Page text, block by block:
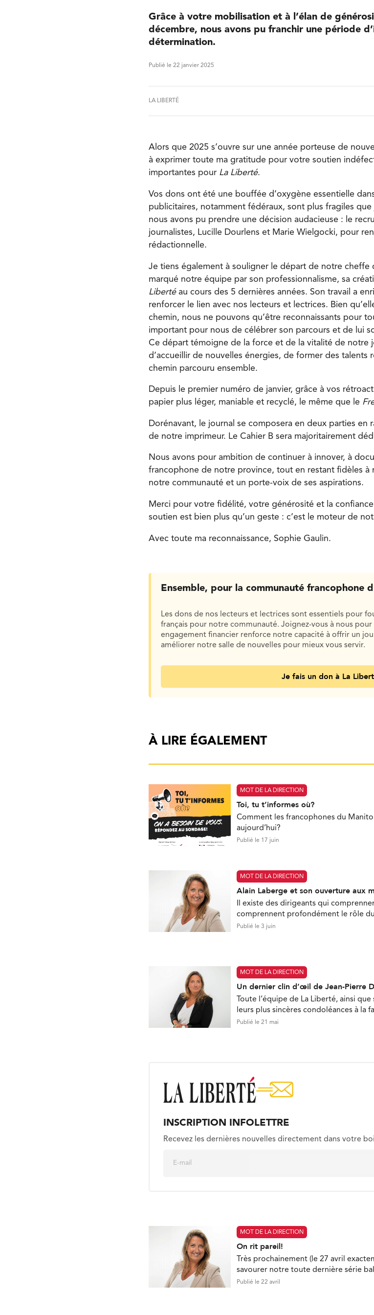
Grâce à votre mobilisation et à l’élan de
décembre, nous avons pu franchir une période
détermination.
Publié le 22 janvier 2025
LA LIBERTÉ
Alors que 2025 s’ouvre sur une année porteuse de
à exprimer toute ma gratitude pour votre soutien
importantes pour La Liberté.
Vos dons ont été une bouffée d’oxygène essentielle
publicitaires, notamment fédéraux, sont plus fragiles
nous avons pu prendre une décision audacieuse : le
journalistes, Lucille Dourlens et Marie Wielgocki, pour
rédactionnelle.
Je tiens également à souligner le départ de notre
marqué notre équipe par son professionnalisme, sa
Libertéau cours des 5 dernières années. Son travail a
renforcer le lien avec nos lecteurs et lectrices. Bien
chemin, nous ne pouvons qu’être reconnaissants pour
important pour nous de célébrer son parcours et de lui
Ce départ témoigne de la force et de la vitalité de notre
d’accueillir de nouvelles énergies, de former des talents
chemin parcouru ensemble.
Depuis le premier numéro de janvier, grâce à vos
papier plus léger, maniable et recyclé, le même que le
Dorénavant, le journal se composera en deux parties en
de notre imprimeur. Le Cahier B sera majoritairement
Nous avons pour ambition de continuer à innover, à
francophone de notre province, tout en restant fidèles à
notre communauté et un porte-voix de ses aspirations.
Merci pour votre fidélité, votre générosité et la
soutien est bien plus qu’un geste : c’est le moteur de
Avec toute ma reconnaissance, Sophie Gaulin.
Ensemble, pour la communauté francophone
Les dons de nos lecteurs et lectrices sont essentiels pour
français pour notre communauté. Joignez-vous à nous
engagement financier renforce notre capacité à offrir un
améliorer notre salle de nouvelles pour mieux vous servir.
Je fais un don à La
À LIRE ÉGALEMENT
MOT DE LA DIRECTION
Toi, tu t’informes où?
Comment les francophones du
aujourd’hui?
Publié le 17 juin
MOT DE LA DIRECTION
Alain Laberge et son ouverture aux
Il existe des dirigeants qui
comprennent profondément le rôle
Publié le 3 juin
MOT DE LA DIRECTION
Un dernier clin d’œil de Jean-Pierre
Toute l’équipe de La Liberté, ainsi
leurs plus sincères condoléances à la
Publié le 21 mai
INSCRIPTION INFOLETTRE
Recevez les dernières nouvelles directement dans votre
MOT DE LA DIRECTION
On rit pareil!
Très prochainement (le 27 avril
savourer notre toute dernière série
Publié le 22 avril